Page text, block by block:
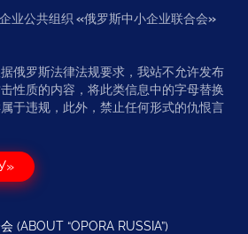
业公共组织 «俄罗斯中小企业联合会»
俄罗斯法律法规要求，我站不允许发布
性质的内容，将此类信息中的字母替换
于违规，此外，禁止任何形式的仇恨言
(ABOUT “OPORA RUSSIA”)